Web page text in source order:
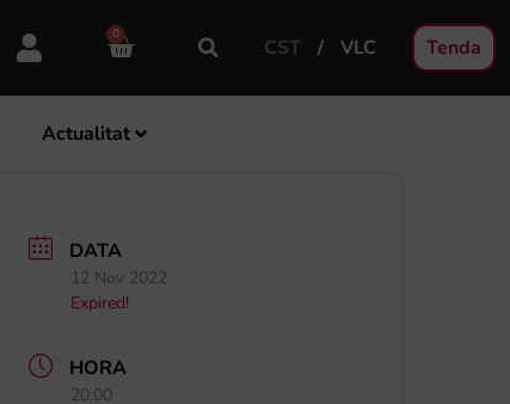
0
CST VLC Tenda
Actualitat
DATA
12 Nov 2022
Expired!
HORA
20:00